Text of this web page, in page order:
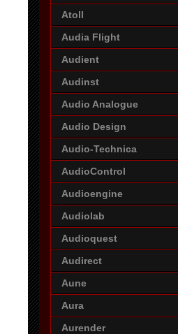
Atoll
Audia Flight
Audient
Audinst
Audio Analogue
Audio Design
Audio-Technica
AudioControl
Audioengine
Audiolab
Audioquest
Audirect
Aune
Aura
Aurender